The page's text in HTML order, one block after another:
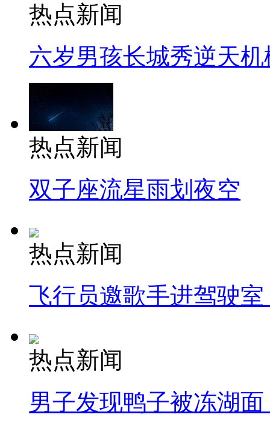
热点新闻
六岁男孩长城秀逆天机
热点新闻
双子座流星雨划夜空
热点新闻
飞行员邀歌手进驾驶
热点新闻
男子发现鸭子被冻湖